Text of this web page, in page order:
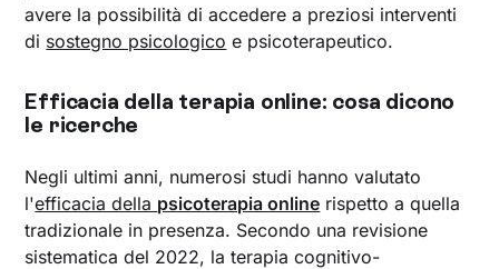
avere la possibilità di accedere a preziosi interventi
di sostegno psicologico e psicoterapeutico.
Efficacia della terapia online: cosa dicono
le ricerche
Negli ultimi anni, numerosi studi hanno valutato
l'efficacia della psicoterapia online rispetto a quella
tradizionale in presenza. Secondo una revisione
sistematica del 2022, la terapia cognitivo-